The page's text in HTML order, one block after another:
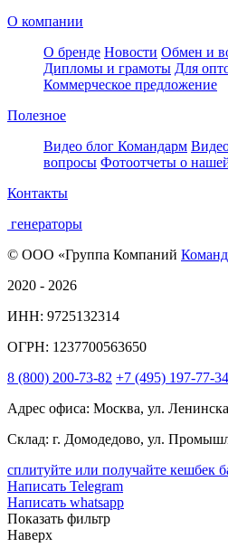
О компании
О бренде Новости Обмен и
Дипломы и грамоты Для
Коммерческое предложение
Полезное
Видео блог Командарм
вопросы Фотоотчеты о
Контакты
генераторы
© ООО «Группа Компаний
2020 - 2026
ИНН: 9725132314
ОГРН: 1237700563650
8 (800) 200-73-82 +7 (495) 197-77-34
Адрес офиса: Москва, ул.
Склад: г. Домодедово, ул.
сплитуйте или получайте кешбек
Написать Telegram
Написать whatsapp
Показать фильтр
Наверх